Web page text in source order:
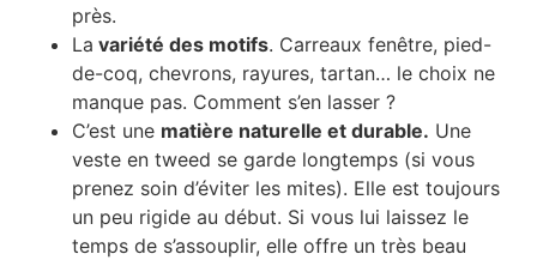
près.
La variété des motifs. Carreaux fenêtre, pied-
de-coq, chevrons, rayures, tartan… le choix ne
manque pas. Comment s’en lasser ?
C’est une matière naturelle et durable. Une
veste en tweed se garde longtemps (si vous
prenez soin d’éviter les mites). Elle est toujours
un peu rigide au début. Si vous lui laissez le
temps de s’assouplir, elle offre un très beau